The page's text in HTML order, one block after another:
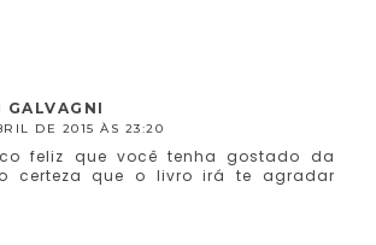
GALVAGNI
DE 2015 ÀS 23:20
feliz que você tenha gostado da
certeza que o livro irá te agradar